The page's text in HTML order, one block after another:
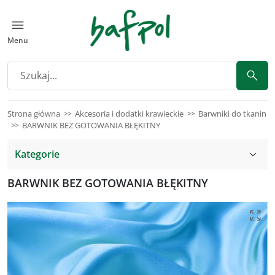
Menu
Strona główna Akcesoria i dodatki krawieckie
Barwniki do tkanin
BARWNIK BEZ GOTOWANIA BŁĘKITNY
Kategorie
BARWNIK BEZ GOTOWANIA BŁĘKITNY